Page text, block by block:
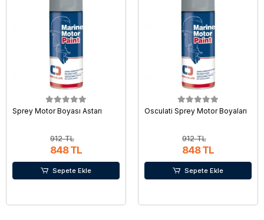
Sprey Motor Boyası Astarı
912 TL
848 TL
Sepete Ekle
Osculati Sprey Motor Boyaları
912 TL
848 TL
Sepete Ekle